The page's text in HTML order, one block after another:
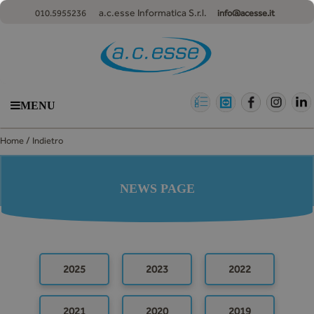
010.5955236 a.c.esse Informatica S.r.l. info@acesse.it
MENU
Home / Indietro
NEWS PAGE
2025 2023 2022
2021 2020 2019